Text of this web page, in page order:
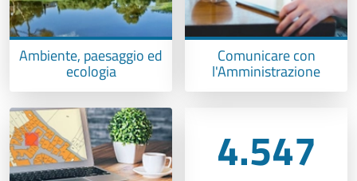
Ambiente, paesaggio ed
ecologia
Comunicare con
l'Amministrazione
4.547